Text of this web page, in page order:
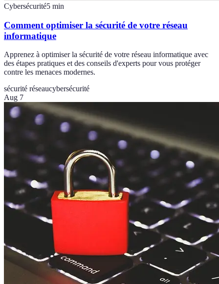
Cybersécurité5 min
Comment optimiser la sécurité de votre réseau
informatique
Apprenez à optimiser la sécurité de votre réseau informatique avec
des étapes pratiques et des conseils d'experts pour vous protéger
contre les menaces modernes.
sécurité réseaucybersécurité
Aug 7